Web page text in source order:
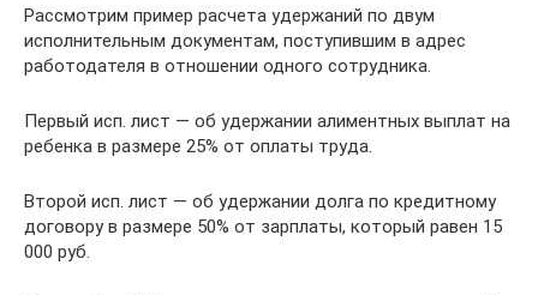
Рассмотрим пример расчета удержаний по двум
исполнительным документам, поступившим в адрес
работодателя в отношении одного сотрудника.
Первый исп. лист — об удержании алиментных выплат на
ребенка в размере 25% от оплаты труда.
Второй исп. лист — об удержании долга по кредитному
договору в размере 50% от зарплаты, который равен 15
000 руб.